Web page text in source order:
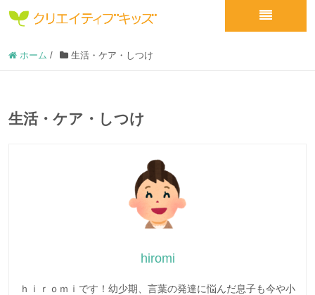
ホーム / 生活・ケア・しつけ
生活・ケア・しつけ
hiromi
ｈｉｒｏｍｉです！幼少期、言葉の発達に悩んだ息子も今や小